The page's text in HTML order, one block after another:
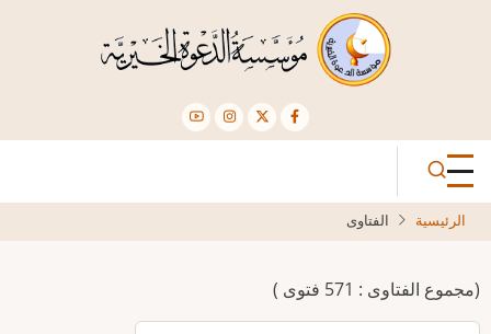
الرئيسية الفتاوى
(مجموع الفتاوى : 571 فتوى )